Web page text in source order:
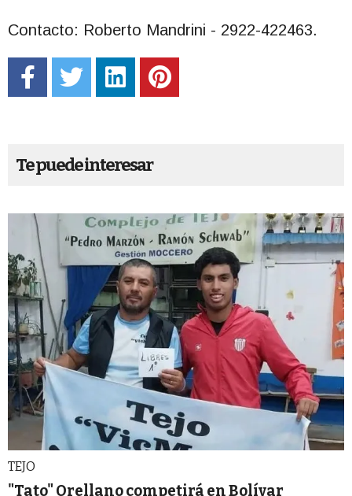
Contacto: Roberto Mandrini - 2922-422463.
Te puede interesar
TEJO
"Tato" Orellano competirá en Bolívar